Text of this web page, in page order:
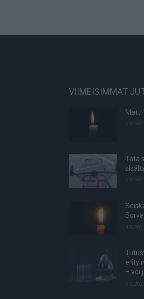
VIIMEISIMMÄT
Matti
6.8.2026
Tätä
6.8.2026
4.8.2026
– voi
3.8.2026